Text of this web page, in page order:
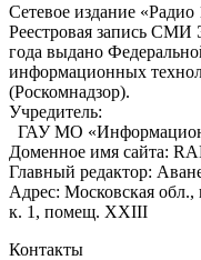
Сетевое издание «Радио
Реестровая запись
года выдано
информационных
(Роскомнадзор).
Учредитель:
ГАУ МО
Доменное имя сайта:
Главный редактор:
Адрес: Московская обл.,
к. 1, помещ. XXIII
Контакты